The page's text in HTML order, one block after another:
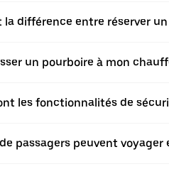
la différence entre réserver
un pourboire à mon
les fonctionnalités de
passagers peuvent